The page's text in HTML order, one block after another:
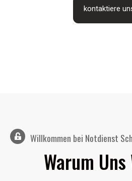
kontaktiere
Willkommen bei Notdienst
Warum Uns